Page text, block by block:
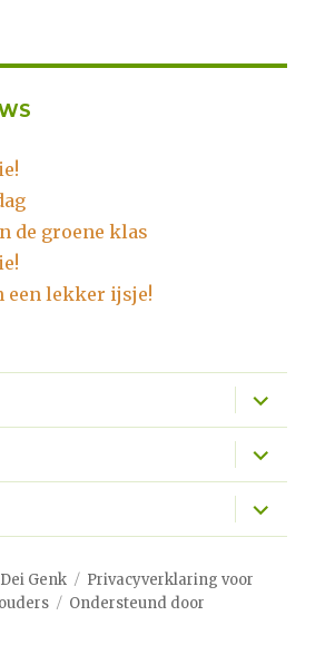
de groene klas
een lekker ijsje!
Alles
Alles
Alles
Genk
Privacyverklaring voor
Ondersteund door